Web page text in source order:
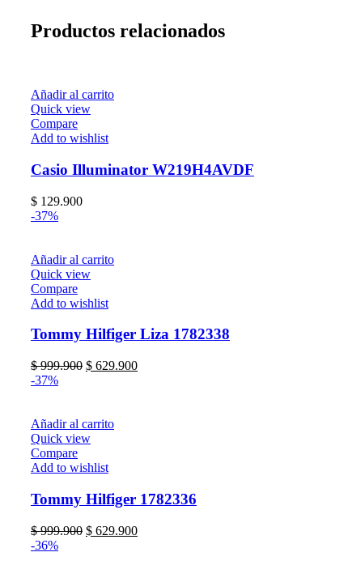
Productos relacionados
Añadir al carrito
Quick view
Compare
Add to wishlist
Casio Illuminator W219H4AVDF
$ 129.900
-37%
Añadir al carrito
Quick view
Compare
Add to wishlist
Tommy Hilfiger Liza 1782338
$999.900 $ 629.900
-37%
Añadir al carrito
Quick view
Compare
Add to wishlist
Tommy Hilfiger 1782336
$999.900 $ 629.900
-36%